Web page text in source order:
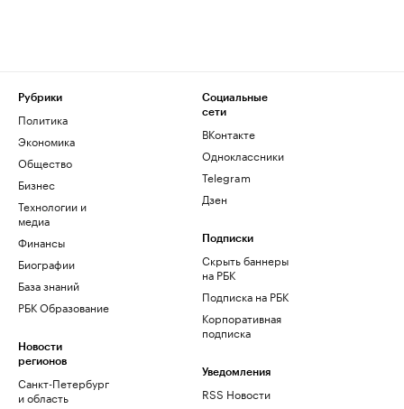
Рубрики
Политика
Экономика
Общество
Бизнес
Технологии и
медиа
Финансы
Биографии
База знаний
РБК Образование
Новости
регионов
Санкт-Петербург
и область
Социальные
сети
ВКонтакте
Одноклассники
Telegram
Дзен
Подписки
Скрыть баннеры
на РБК
Подписка на РБК
Корпоративная
подписка
Уведомления
RSS Новости